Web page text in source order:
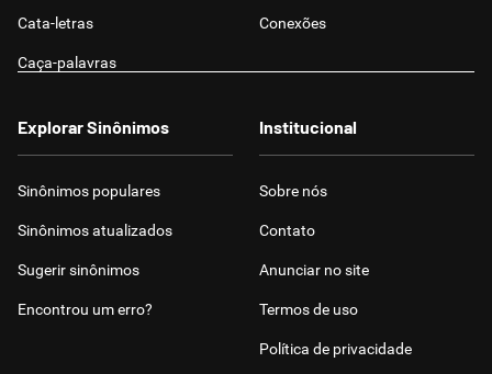
Cata-letras Conexões
Caça-palavras
Explorar Sinônimos
Sinônimos populares
Sinônimos atualizados
Sugerir sinônimos
Encontrou um erro?
Institucional
Sobre nós
Contato
Anunciar no site
Termos de uso
Política de privacidade